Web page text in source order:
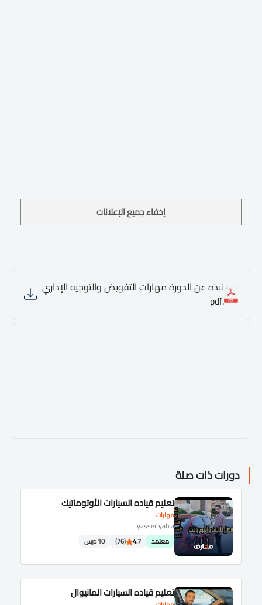
إخفاء جميع الإعلانات
نبذه عن الدورة مهارات التفويض والتوجيه الإداري
.pdf
دورات ذات صلة
مهارات
تعليم قياده السيارات الأوتوماتيك
yasser yahia
معتمد 4.7
(76) 10 درس
تعليم قياده السيارات المانيوال